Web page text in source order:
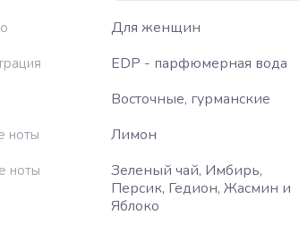
Для женщин
EDP - парфюмерная вода
Восточные, гурманские
ноты Лимон
ноты
Зеленый чай, Имбирь,
Персик, Гедион, Жасмин и
Яблоко